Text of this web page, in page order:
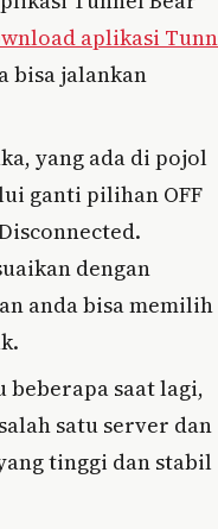
aplikasi Tunn
bisa jalankan
yang ada di pojol
ganti pilihan OFF
dengan
anda bisa memilih
beberapa saat lagi,
satu server dan
tinggi dan stabil